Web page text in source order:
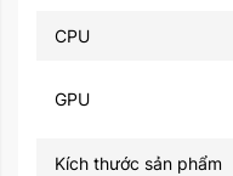
CPU
GPU
Kích thước sản phẩm